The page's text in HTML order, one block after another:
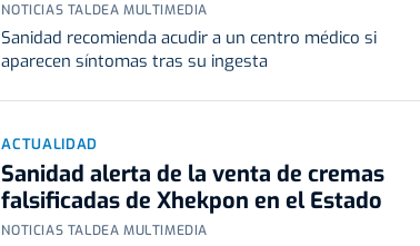
NOTICIAS TALDEA MULTIMEDIA
Sanidad recomienda acudir a un centro médico si
aparecen síntomas tras su ingesta
ACTUALIDAD
Sanidad alerta de la venta de cremas
falsificadas de Xhekpon en el Estado
NOTICIAS TALDEA MULTIMEDIA